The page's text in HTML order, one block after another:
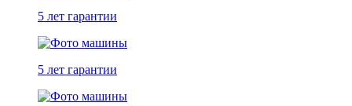
5 лет гарантии
5 лет гарантии